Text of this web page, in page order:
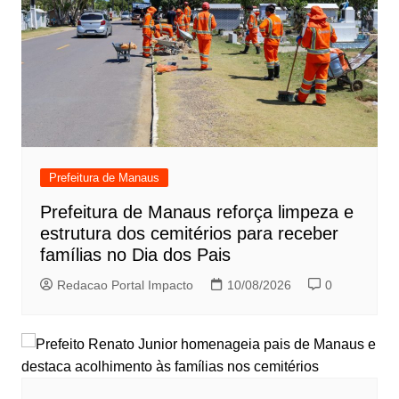
Prefeitura de Manaus
Prefeitura de Manaus reforça limpeza e
estrutura dos cemitérios para receber
famílias no Dia dos Pais
Redacao Portal Impacto 10/08/2026 0